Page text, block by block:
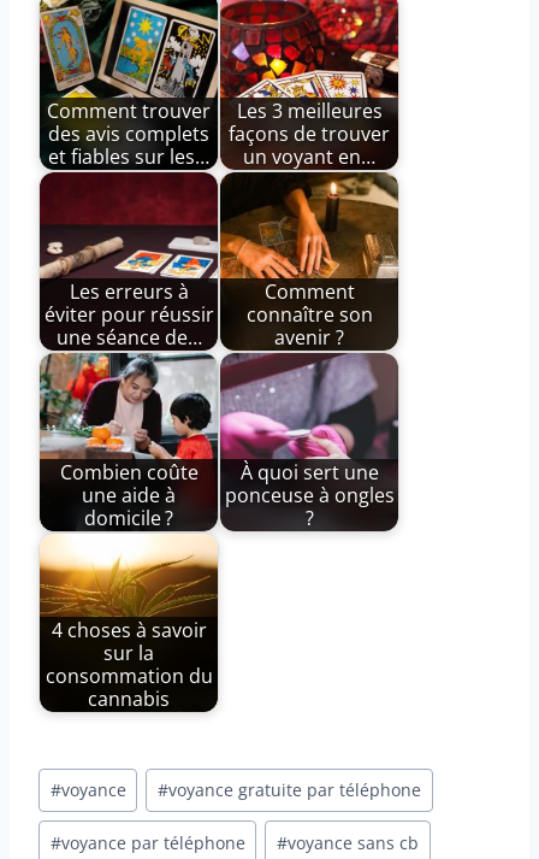
Comment trouver
des avis complets
et fiables sur les…
Les 3 meilleures
façons de trouver
un voyant en…
Les erreurs à
éviter pour réussir
une séance de…
Comment
connaître son
avenir ?
Combien coûte
une aide à
domicile ?
À quoi sert une
ponceuse à ongles
?
4 choses à savoir
sur la
consommation du
cannabis
Étiquettes
de
la
#voyance #voyance gratuite par téléphone
#voyance par téléphone #voyance sans cb